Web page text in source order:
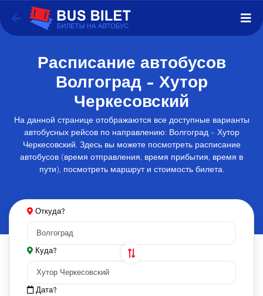
Расписание автобусов
Волгоград - Хутор
Черкесовский
На данной странице отображаются все доступные варианты
автобусных рейсов по направлению: Волгоград - Хутор
Черкесовский. Здесь вы можете посмотреть расписание
автобусов (время отправления, время прибытия, время в
пути), посмотреть маршрут и стоимость билета.
Откуда?
Куда?
Дата?